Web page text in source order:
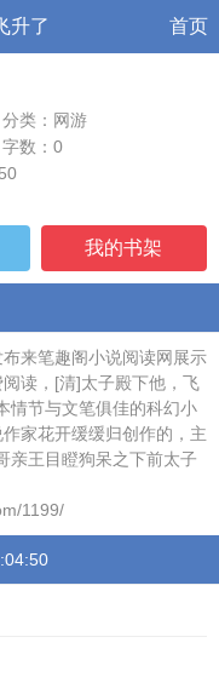
升了 首页
分类：网游
字数：0
我的书架
来笔趣阁小说阅读网展示
读，[清]太子殿下他，飞
情节与文笔俱佳的科幻小
家花开缓缓归创作的，主
亲王目瞪狗呆之下前太子
1199/